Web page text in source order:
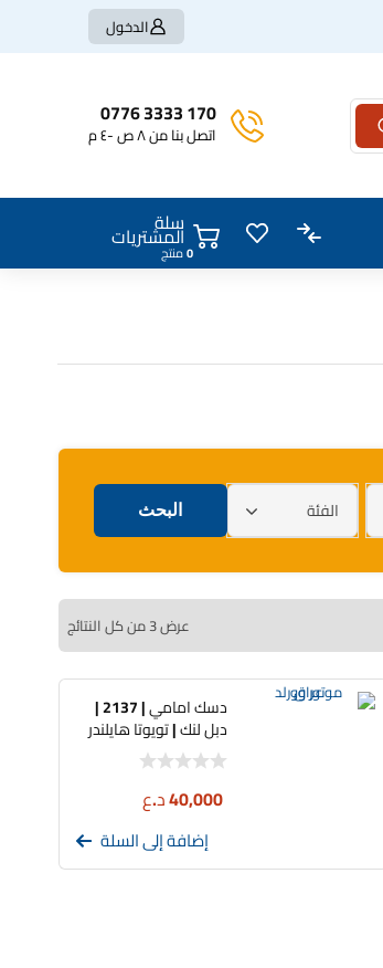
الدخول
170 3333 0776
اتصل بنا من ٨ ص -٤ م
سلة
المشتريات0منتج
الفئة
عرض ⁦3⁩ من كل النتائج
دسك امامي | 2137 |
دبل لنك | تويوتا هايلندر
40,000د.ع
إضافة إلى السلة